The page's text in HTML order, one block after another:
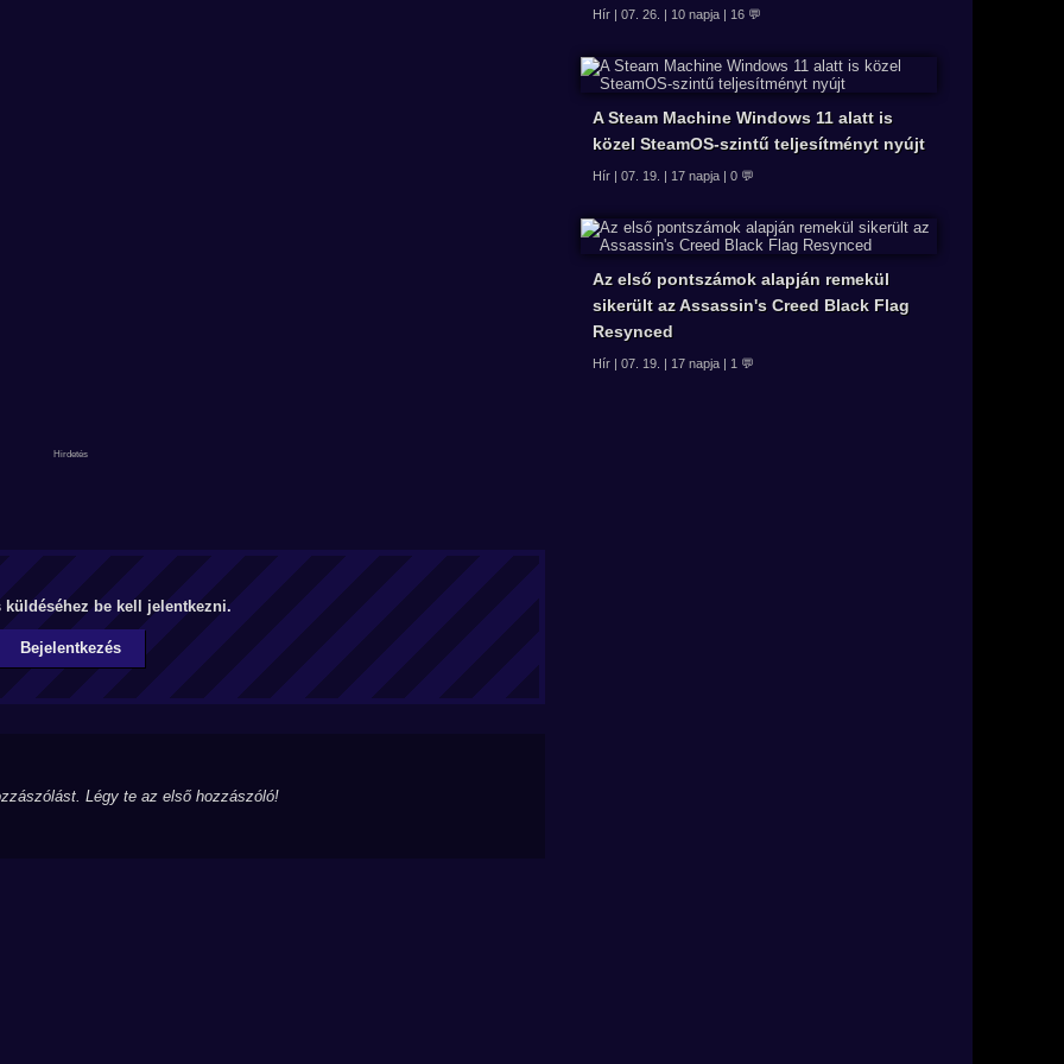
küldéséhez be kell jelentkezni.
Bejelentkezés
Légy te az első hozzászóló!
Hír | 07. 26. | 10 napja | 16 💬
A Steam Machine Windows 11 alatt is
közel SteamOS-szintű teljesítményt nyújt
Hír | 07. 19. | 17 napja | 0 💬
Az első pontszámok alapján remekül
sikerült az Assassin's Creed Black Flag
Resynced
Hír | 07. 19. | 17 napja | 1 💬